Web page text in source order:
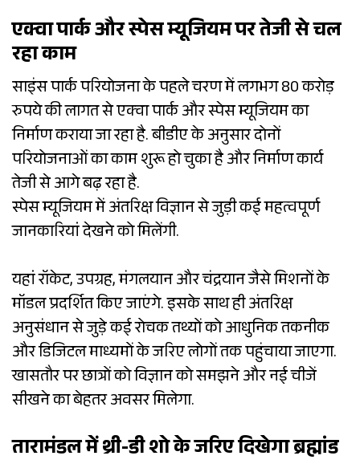
एक्वा पार्क और स्पेस म्यूजियम पर तेजी से चल
रहा काम
साइंस पार्क परियोजना के पहले चरण में लगभग 80 करोड़
रुपये की लागत से एक्वा पार्क और स्पेस म्यूजियम का
निर्माण कराया जा रहा है. बीडीए के अनुसार दोनों
परियोजनाओं का काम शुरू हो चुका है और निर्माण कार्य
तेजी से आगे बढ़ रहा है.
स्पेस म्यूजियम में अंतरिक्ष विज्ञान से जुड़ी कई महत्वपूर्ण
जानकारियां देखने को मिलेंगी.
यहां रॉकेट, उपग्रह, मंगलयान और चंद्रयान जैसे मिशनों के
मॉडल प्रदर्शित किए जाएंगे. इसके साथ ही अंतरिक्ष
अनुसंधान से जुड़े कई रोचक तथ्यों को आधुनिक तकनीक
और डिजिटल माध्यमों के जरिए लोगों तक पहुंचाया जाएगा.
खासतौर पर छात्रों को विज्ञान को समझने और नई चीजें
सीखने का बेहतर अवसर मिलेगा.
तारामंडल में थ्री-डी शो के जरिए दिखेगा ब्रह्मांड